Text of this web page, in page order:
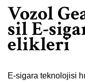
Vozol
sil E-
elikleri
E-sigara teknolojisi